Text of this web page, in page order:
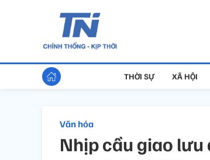
THỜI SỰ XÃ HỘI
Văn hóa
Nhịp cầu giao lưu